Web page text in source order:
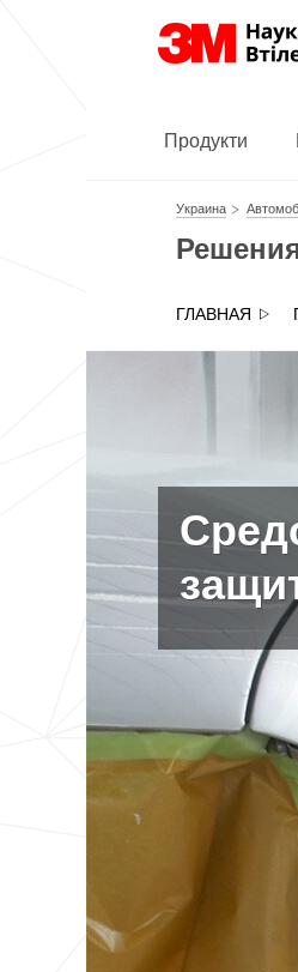
Продукти
Украина
ГЛАВНАЯ